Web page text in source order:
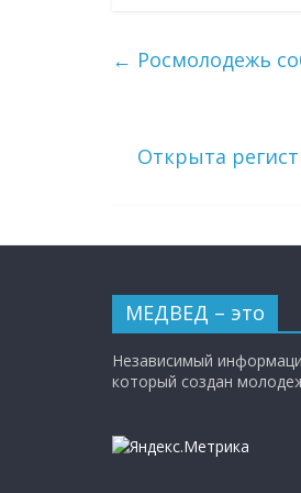
← Росмолодежь
Открыта
МЕДВЕД – это
Независимый
который создан